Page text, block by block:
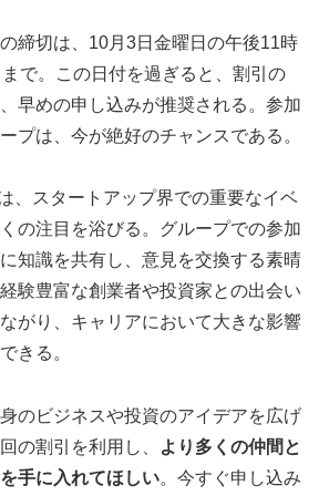
締切は、10月3日金曜日の午後11時
で。この日付を過ぎると、割引の
早めの申し込みが推奨される。参加
プは、今が絶好のチャンスである。
、スタートアップ界での重要なイベ
の注目を浴びる。グループでの参加
知識を共有し、意見を交換する素晴
験豊富な創業者や投資家との出会い
がり、キャリアにおいて大きな影響
きる。
のビジネスや投資のアイデアを広げ
の割引を利用し、
より多くの仲間と
手に入れてほしい。今すぐ申し込み